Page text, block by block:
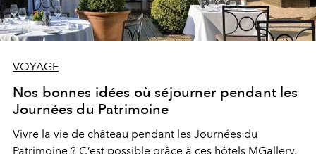
VOYAGE
Nos bonnes idées où séjourner pendant les
Journées du Patrimoine
Vivre la vie de château pendant les Journées du
Patrimoine ? C’est possible grâce à ces hôtels MGallery,